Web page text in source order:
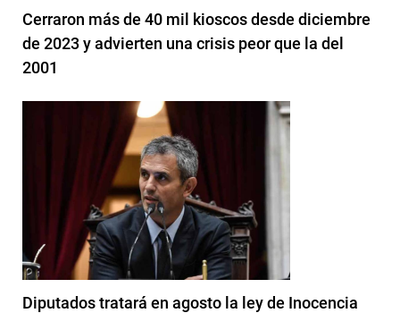
Cerraron más de 40 mil kioscos desde diciembre
de 2023 y advierten una crisis peor que la del
2001
Diputados tratará en agosto la ley de Inocencia